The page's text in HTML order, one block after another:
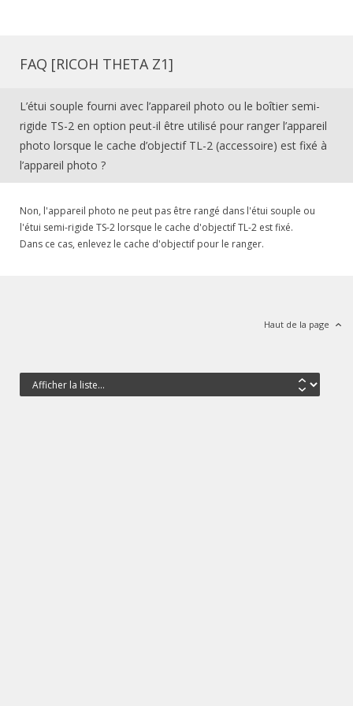
FAQ [RICOH THETA Z1]
L’étui souple fourni avec l’appareil photo ou le boîtier semi-
rigide TS-2 en option peut-il être utilisé pour ranger l’appareil
photo lorsque le cache d’objectif TL-2 (accessoire) est fixé à
l’appareil photo ?
Non, l'appareil photo ne peut pas être rangé dans l'étui souple ou
l'étui semi-rigide TS-2 lorsque le cache d'objectif TL-2 est fixé.
Dans ce cas, enlevez le cache d'objectif pour le ranger.
Haut de la page